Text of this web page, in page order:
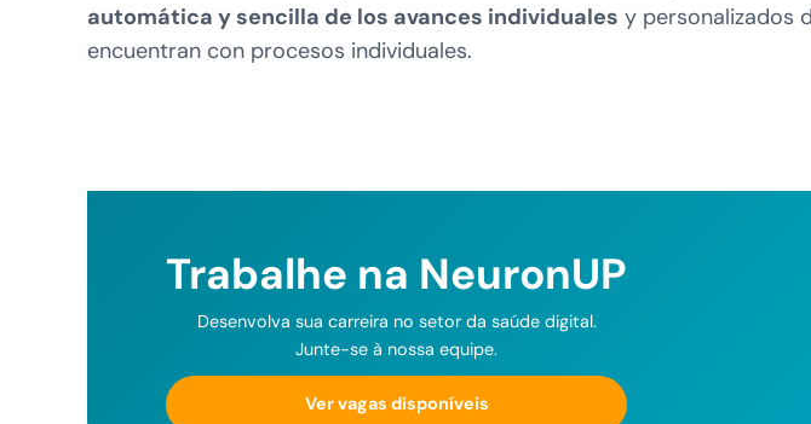
automática y sencilla de los avances individuales y personalizados
encuentran con procesos individuales.
Trabalhe na NeuronUP
Desenvolva sua carreira no setor da saúde digital.
Junte-se à nossa equipe.
Ver vagas disponíveis